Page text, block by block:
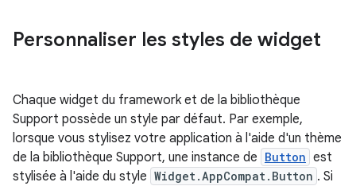
Personnaliser les styles de widget
Chaque widget du framework et de la bibliothèque
Support possède un style par défaut. Par exemple,
lorsque vous stylisez votre application à l'aide d'un thème
de la bibliothèque Support, une instance de Button est
stylisée à l'aide du style Widget.AppCompat.Button . Si